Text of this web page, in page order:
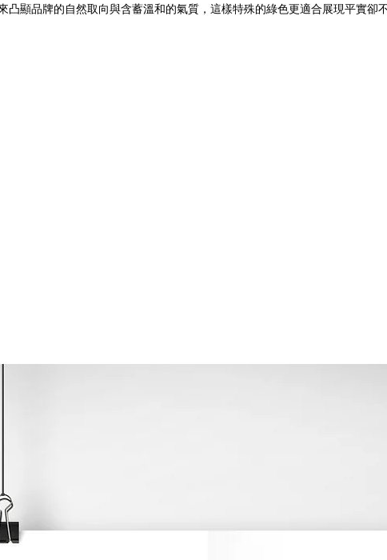
凸顯品牌的自然取向與含蓄溫和的氣質，這樣特殊的綠色更適合展現平實卻不